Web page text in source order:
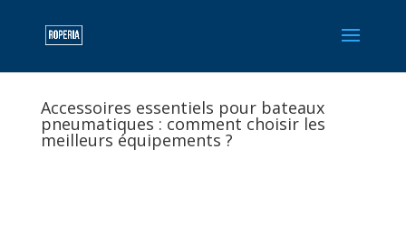
Accessoires essentiels pour bateaux
pneumatiques : comment choisir les
meilleurs équipements ?